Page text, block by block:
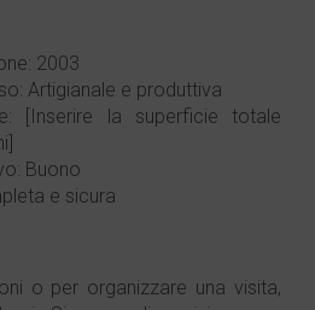
2003
Artigianale e produttiva
[Inserire la superficie totale
Buono
e sicura
o per organizzare una visita,